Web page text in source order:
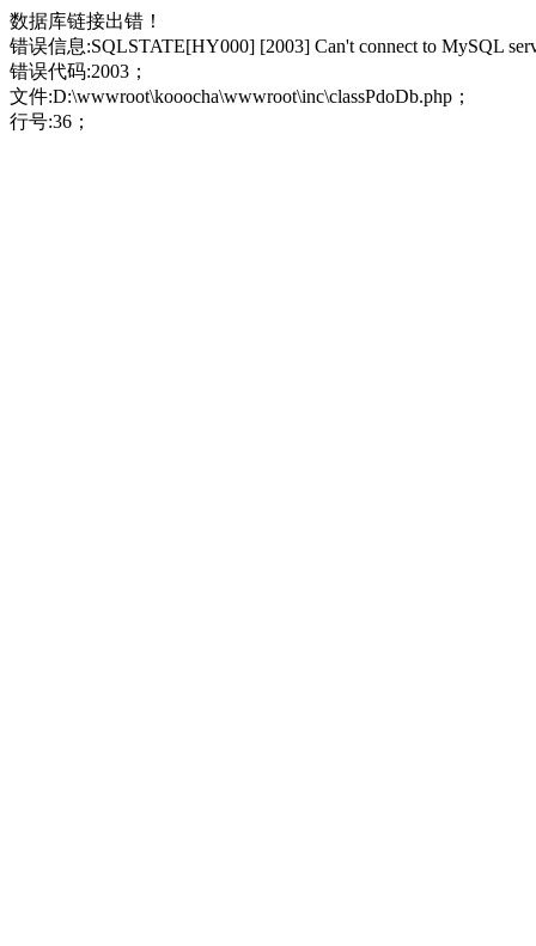
数据库链接出错！
错误信息:SQLSTATE[HY000] [2003] Can't connect to MySQL
错误代码:2003；
文件:D:\wwwroot\kooocha\wwwroot\inc\classPdoDb.php；
行号:36；